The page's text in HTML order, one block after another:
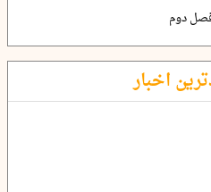
دوم
اخبار